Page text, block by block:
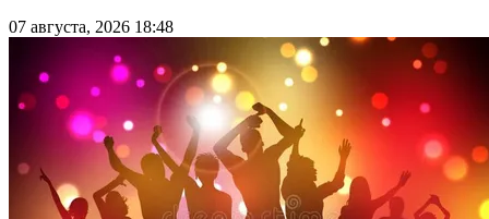
07 августа, 2026 18:48